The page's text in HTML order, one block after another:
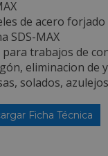
de acero
SDS-MAX
para trabajos de
eliminacion de
solados,
Ficha Técnica